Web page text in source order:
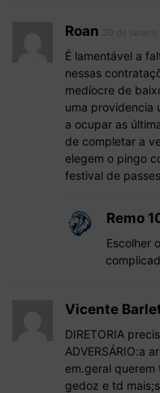
Roan
É lamentável a
nessas
medíocre de
uma providencia
a ocupar as
de completar a
elegem o pingo
festival de
Remo
Escolher
Vicente
DIRETORIA
ADVERSÁRIO:a
em.geral querem
gedoz e td